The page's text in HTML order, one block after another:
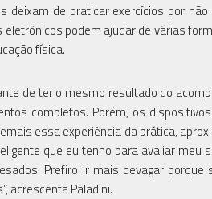
de praticar exercícios por
podem ajudar de várias
física.
de ter o mesmo resultado do
completos. Porém, os
essa experiência da prática,
que eu tenho para avaliar meu
Prefiro ir mais devagar porque
acrescenta Paladini.